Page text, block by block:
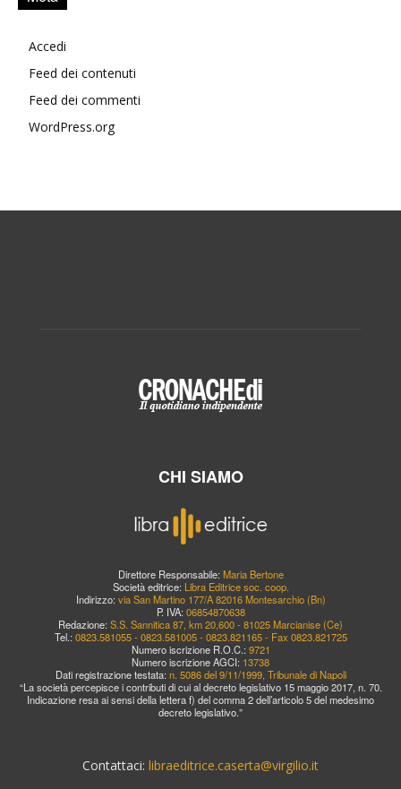
Accedi
Feed dei contenuti
Feed dei commenti
WordPress.org
CHI SIAMO
Direttore Responsabile: Maria Bertone
Società editrice: Libra Editrice soc. coop.
Indirizzo: via San Martino 177/A 82016 Montesarchio (Bn)
P. IVA: 06854870638
Redazione: S.S. Sannitica 87, km 20,600 - 81025 Marcianise (Ce)
Tel.: 0823.581055 - 0823.581005 - 0823.821165 - Fax 0823.821725
Numero iscrizione R.O.C.: 9721
Numero iscrizione AGCI: 13738
Dati registrazione testata: n. 5086 del 9/11/1999, Tribunale di Napoli
“La società percepisce i contributi di cui al decreto legislativo 15 maggio 2017, n. 70.
Indicazione resa ai sensi della lettera f) del comma 2 dell’articolo 5 del medesimo
decreto legislativo.”
Contattaci: libraeditrice.caserta@virgilio.it